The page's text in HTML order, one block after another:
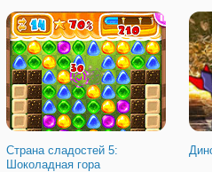
Страна сладостей 5:
Шоколадная гора